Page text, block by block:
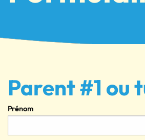
Parent #1 ou
Prénom